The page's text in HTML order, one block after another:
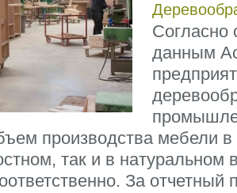
Согласно
данным
производства мебели в
так и в натуральном
За отчетный